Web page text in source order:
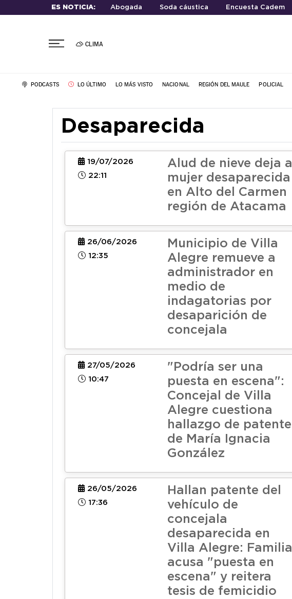
ES NOTICIA: Abogada Soda cáustica Encuesta Cadem
CLIMA
PODCASTS LO ÚLTIMO LO MÁS VISTO NACIONAL REGIÓN DEL MAULE POLICIAL
Desaparecida
19/07/2026
22:11
Alud de nieve deja a
mujer desaparecida
en Alto del Carmen
región de Atacama
26/06/2026
12:35
Municipio de Villa
Alegre remueve a
administrador en
medio de
indagatorias por
desaparición de
concejala
27/05/2026
10:47
"Podría ser una
puesta en escena":
Concejal de Villa
Alegre cuestiona
hallazgo de patente
de María Ignacia
González
26/05/2026
17:36
Hallan patente del
vehículo de
concejala
desaparecida en
Villa Alegre: Familia
acusa "puesta en
escena" y reitera
tesis de femicidio